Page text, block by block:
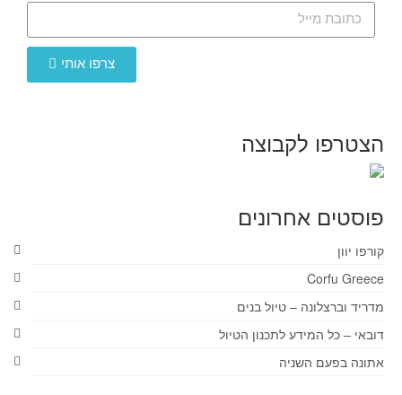
צרפו אותי
הצטרפו לקבוצה
פוסטים אחרונים
קורפו יוון
Corfu Greece
מדריד וברצלונה – טיול בנים
דובאי – כל המידע לתכנון הטיול
אתונה בפעם השניה